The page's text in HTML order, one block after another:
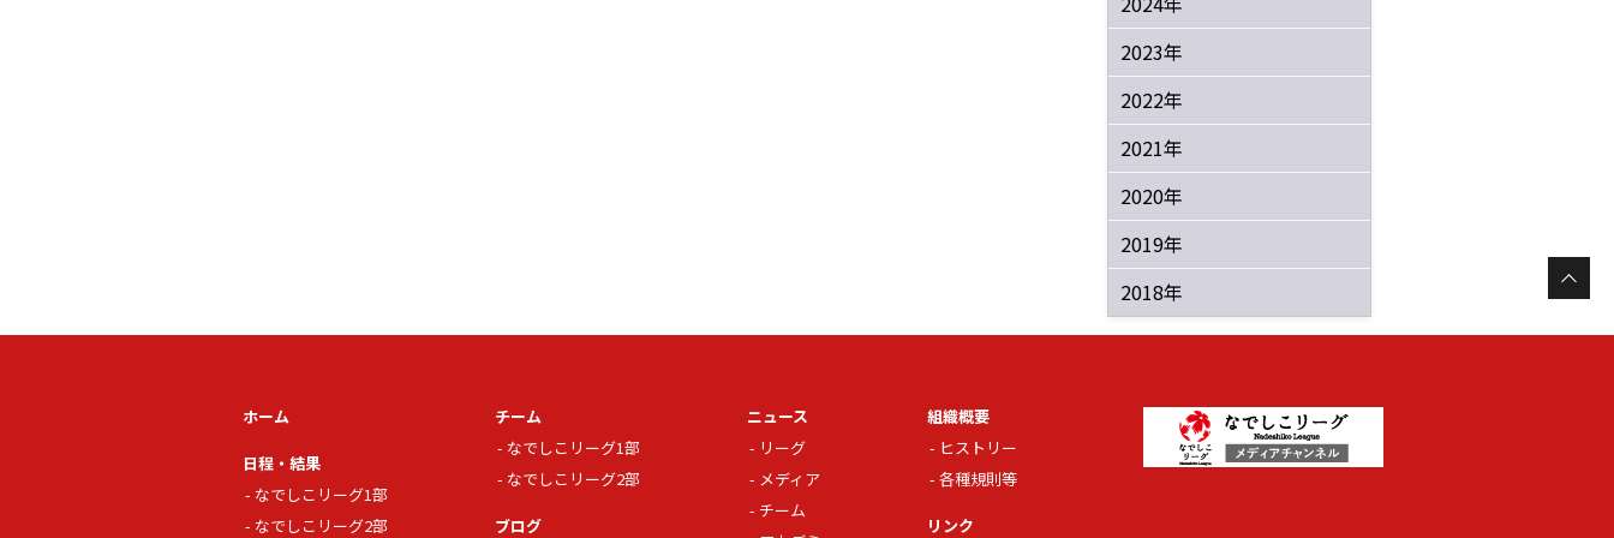
2023年
2022年
2021年
2020年
2019年
2018年
ホーム
日程・結果
なでしこリーグ1部
なでしこリーグ2部
チーム
なでしこリーグ1部
なでしこリーグ2部
ブログ
ニュース
リーグ
メディア
チーム
組織概要
ヒストリー
各種規則等
リンク